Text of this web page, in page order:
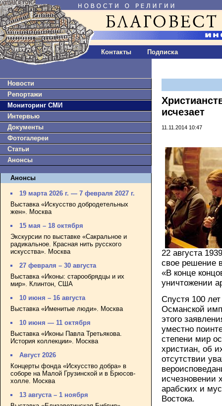
Контакты Подписка
Новости
Репортажи
Мониторинг СМИ
Интервью
Документы
Фотогалереи
Статьи
Анонсы
Анонсы
19 марта 2026 г. — 7 февраля 2027 г.
Выставка «Искусство добродетельных
жен». Москва
15 мая – 18 октября
Экскурсии по выставке «Сакральное и
радикальное. Красная нить русского
искусства». Москва
27 февраля – 30 августа
Выставка «Иконы: старообрядцы и их
мир». Клинтон, США
10 июня – 16 августа
Выставка «Именитые люди». Москва
10 июня — 11 октября
Выставка «Иконы Павла Третьякова.
История коллекции». Москва
Август 2026
Концерты фонда «Искусство добра» в
соборе на Малой Грузинской и в Брюсов-
холле. Москва
13 августа – 1 ноября
исчезает
11.11.2014 10:47
22 августа
свое решение
«В конце
уничтожении
Спустя 100
Османской
этого
уместно
степени мир
христиан, об
отсутствии
исчезновении
арабских и
Востока.